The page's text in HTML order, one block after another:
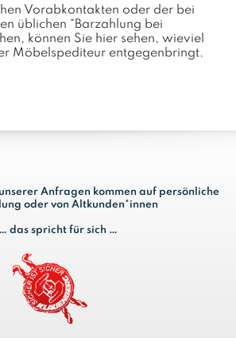
Vorabkontakten oder der bei
üblichen “Barzahlung bei
können Sie hier sehen, wieviel
Möbelspediteur entgegenbringt.
Anfragen kommen auf persönliche
oder von Altkunden*innen
… das spricht für sich …